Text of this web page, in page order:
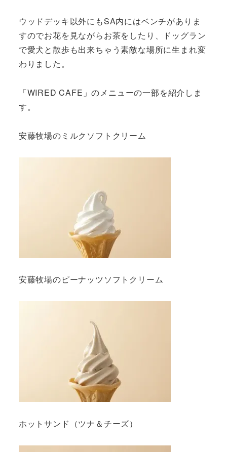
ウッドデッキ以外にもSA内にはベンチがありま
すのでお花を見ながらお茶をしたり、ドッグラン
で愛犬と散歩も出来ちゃう素敵な場所に生まれ変
わりました。
「WIRED CAFE」のメニューの一部を紹介しま
す。
安藤牧場のミルクソフトクリーム
安藤牧場のピーナッツソフトクリーム
ホットサンド（ツナ＆チーズ）